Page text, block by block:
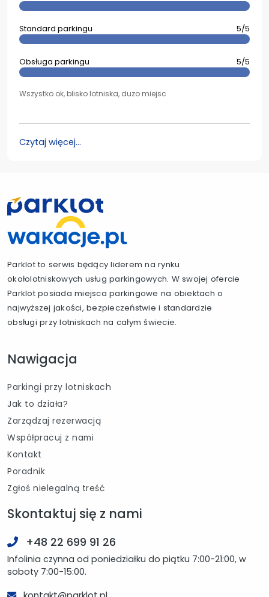
Standard parkingu 5/5
Obsługa parkingu 5/5
Wszystko ok, blisko lotniska, duzo miejsc
Czytaj więcej...
Parklot to serwis będący liderem na rynku
okołolotniskowych usług parkingowych. W swojej ofercie
Parklot posiada miejsca parkingowe na obiektach o
najwyższej jakości, bezpieczeństwie i standardzie
obsługi przy lotniskach na całym świecie.
Nawigacja
Parkingi przy lotniskach
Jak to działa?
Zarządzaj rezerwacją
Współpracuj z nami
Kontakt
Poradnik
Zgłoś nielegalną treść
Skontaktuj się z nami
+48 22 699 91 26
Infolinia czynna od poniedziałku do piątku 7:00-21:00, w
soboty 7:00-15:00.